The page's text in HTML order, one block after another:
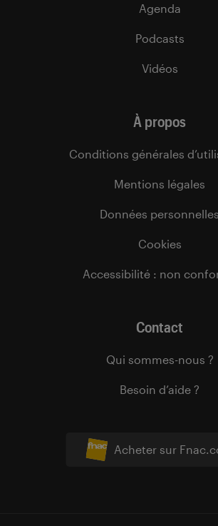
Acheter sur
Agenda
Podcasts
Vidéos
À propos
Conditions générales
Mentions légales
Données personnelles
Cookies
Accessibilité : non
Contact
Qui sommes-nous ?
Besoin d’aide ?